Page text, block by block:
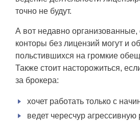
точно не будут.
А вот недавно
конторы без лицензий могут и
польстившихся на громкие
Также стоит насторожиться,
за брокера:
хочет работать только с
ведет чересчур